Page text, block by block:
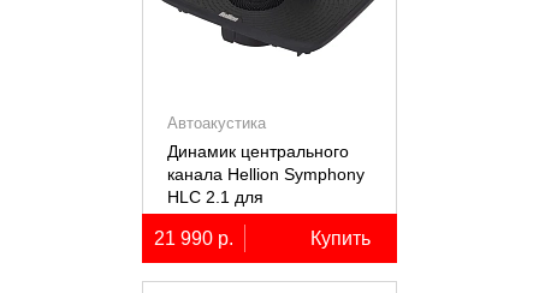
Автоакустика
Динамик центрального
канала Hellion Symphony
HLC 2.1 для
автомобилей Lixiang Li-
7/8/9
21 990 р. Купить